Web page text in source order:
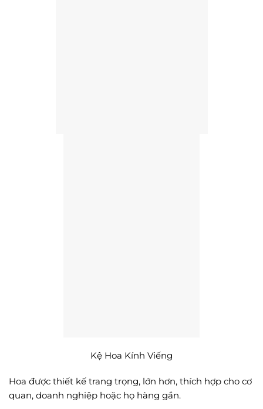
Kệ Hoa Kính Viếng
Hoa được thiết kế trang trọng, lớn hơn, thích hợp cho cơ
quan, doanh nghiệp hoặc họ hàng gần.